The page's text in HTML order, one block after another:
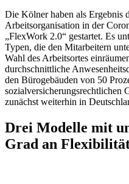
Die Kölner haben als Ergebnis
Arbeitsorganisation in der
„FlexWork 2.0“ gestartet. Es
Typen, die den Mitarbeitern
Wahl des Arbeitsortes
durchschnittliche
den Bürogebäuden von 50
sozialversicherungsrechtlichen
zunächst weiterhin in
Drei Modelle mit
Grad an